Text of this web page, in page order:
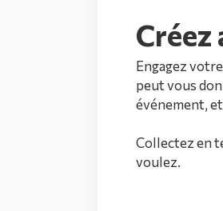
Créez
Engagez
peut vous
événement,
Collectez en
voulez.